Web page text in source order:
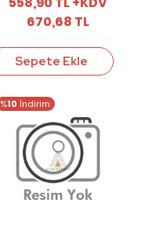
670,68 TL
Sepete Ekle
%10 İndirim